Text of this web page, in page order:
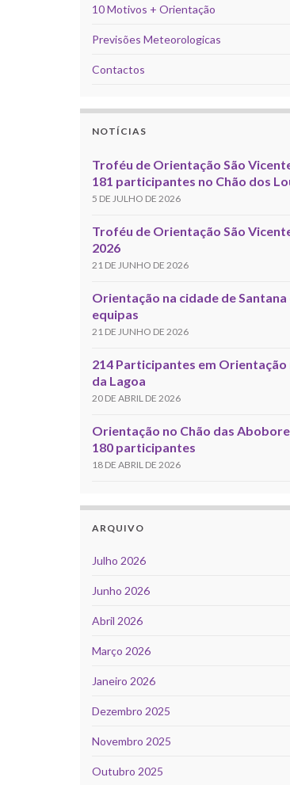
10 Motivos + Orientação
Previsões Meteorologicas
Contactos
NOTÍCIAS
Troféu de Orientação São
181 participantes no Chão dos
5 DE JULHO DE 2026
Troféu de Orientação São
2026
21 DE JUNHO DE 2026
Orientação na cidade de Santana
equipas
21 DE JUNHO DE 2026
214 Participantes em Orientação
da Lagoa
20 DE ABRIL DE 2026
Orientação no Chão das
180 participantes
18 DE ABRIL DE 2026
ARQUIVO
Julho 2026
Junho 2026
Abril 2026
Março 2026
Janeiro 2026
Dezembro 2025
Novembro 2025
Outubro 2025